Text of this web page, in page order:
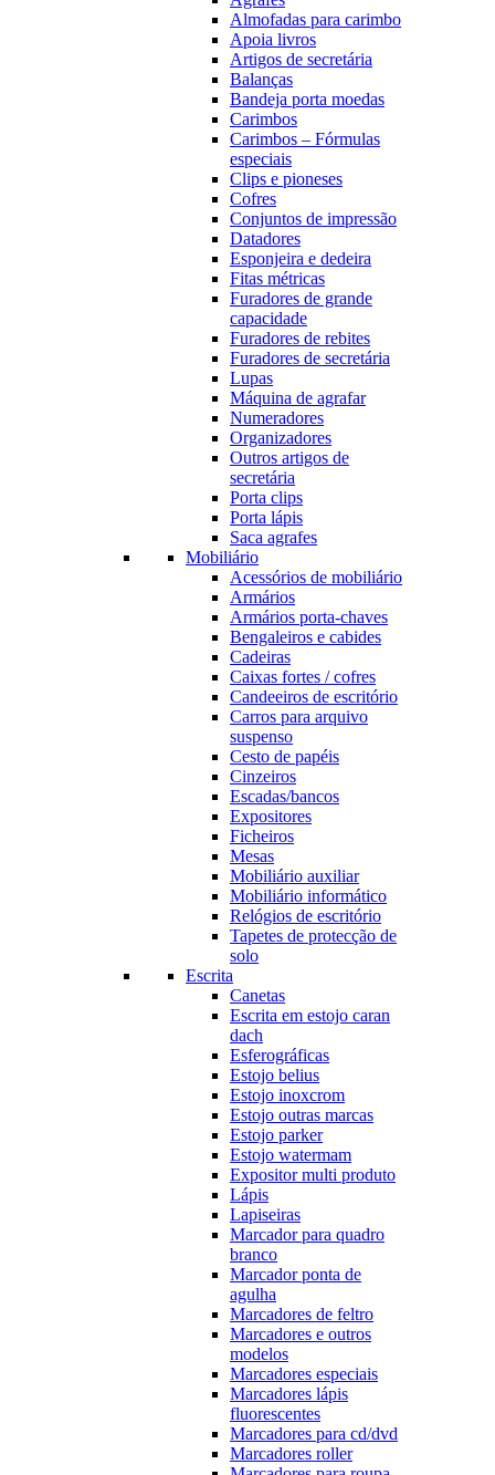
Almofadas para carimbo
Apoia livros
Artigos de secretária
Balanças
Bandeja porta moedas
Carimbos
Carimbos – Fórmulas
especiais
Clips e pioneses
Cofres
Conjuntos de impressão
Datadores
Esponjeira e dedeira
Fitas métricas
Furadores de grande
capacidade
Furadores de rebites
Furadores de secretária
Lupas
Máquina de agrafar
Numeradores
Organizadores
Outros artigos de
secretária
Porta clips
Porta lápis
Saca agrafes
Mobiliário
Acessórios de mobiliário
Armários
Armários porta-chaves
Bengaleiros e cabides
Cadeiras
Caixas fortes / cofres
Candeeiros de escritório
Carros para arquivo
suspenso
Cesto de papéis
Cinzeiros
Escadas/bancos
Expositores
Ficheiros
Mesas
Mobiliário auxiliar
Mobiliário informático
Relógios de escritório
Tapetes de protecção de
solo
Escrita
Canetas
Escrita em estojo caran
dach
Esferográficas
Estojo belius
Estojo inoxcrom
Estojo outras marcas
Estojo parker
Estojo watermam
Expositor multi produto
Lápis
Lapiseiras
Marcador para quadro
branco
Marcador ponta de
agulha
Marcadores de feltro
Marcadores e outros
modelos
Marcadores especiais
Marcadores lápis
fluorescentes
Marcadores para cd/dvd
Marcadores roller